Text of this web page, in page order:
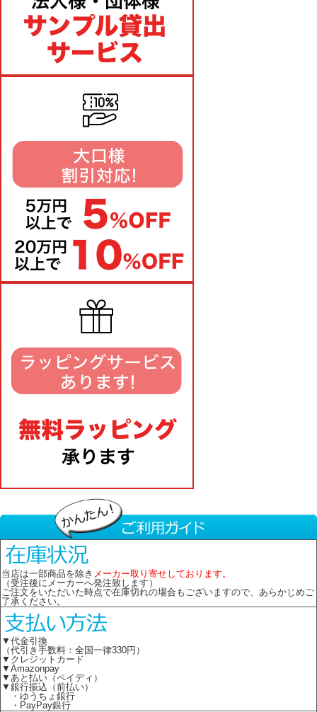
当店は一部商品を除き メーカー取り寄せしております。
（受注後にメーカーへ発注致します）
ご注文をいただいた時点で在庫切れの場合もございますので、あらかじめご
了承ください。
▼代金引換
（代引き手数料：全国一律330円）
▼クレジットカード
▼Amazonpay
▼あと払い（ペイディ）
▼銀行振込（前払い）
・ゆうちょ銀行
・PayPay銀行